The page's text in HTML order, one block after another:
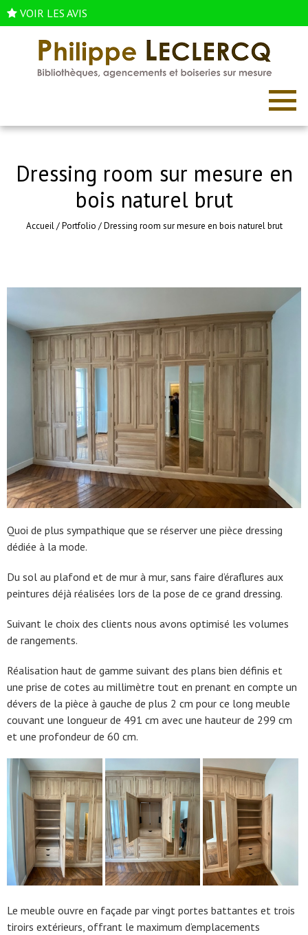
VOIR LES AVIS
Dressing room sur mesure en
bois naturel brut
Accueil/Portfolio /Dressing room sur mesure en bois naturel brut
Quoi de plus sympathique que se réserver une pièce dressing
dédiée à la mode.
Du sol au plafond et de mur à mur, sans faire d’éraflures aux
peintures déjà réalisées lors de la pose de ce grand dressing.
Suivant le choix des clients nous avons optimisé les volumes
de rangements.
Réalisation haut de gamme suivant des plans bien définis et
une prise de cotes au millimètre tout en prenant en compte un
dévers de la pièce à gauche de plus 2 cm pour ce long meuble
couvant une longueur de 491 cm avec une hauteur de 299 cm
et une profondeur de 60 cm.
Le meuble ouvre en façade par vingt portes battantes et trois
tiroirs extérieurs, offrant le maximum d’emplacements